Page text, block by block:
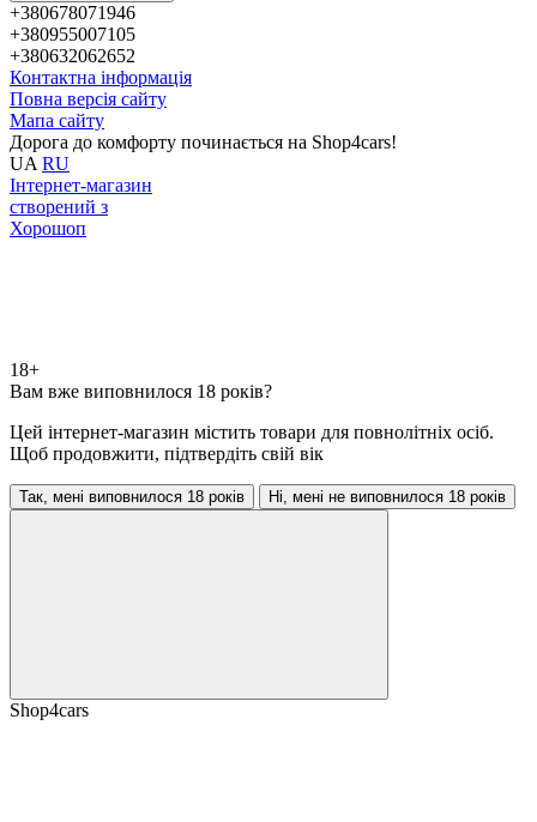
+380678071946
+380955007105
+380632062652
Контактна інформація
Повна версія сайту
Мапа сайту
Дорога до комфорту починається на Shop4cars!
UA RU
Інтернет-магазин
створений з
Хорошоп
18+
Вам вже виповнилося 18 років?
Цей інтернет-магазин містить товари для повнолітніх осіб.
Щоб продовжити, підтвердіть свій вік
Так, мені виповнилося 18 років Ні, мені не виповнилося 18 років
Shop4cars